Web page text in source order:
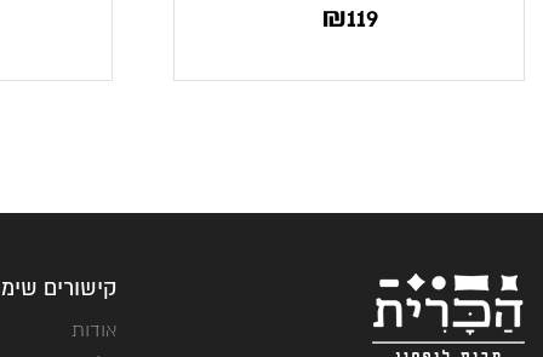
₪119
קישורים
אודות